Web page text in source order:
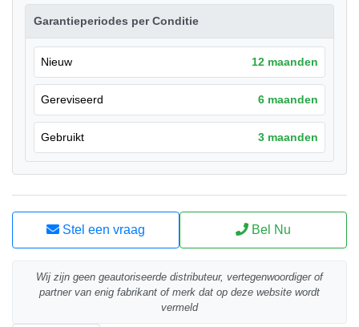
Garantieperiodes per Conditie
Nieuw 12 maanden
Gereviseerd 6 maanden
Gebruikt 3 maanden
Stel een vraag Bel Nu
Wij zijn geen geautoriseerde distributeur, vertegenwoordiger of
partner van enig fabrikant of merk dat op deze website wordt
vermeld